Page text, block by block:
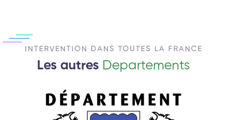
INTERVENTION DANS TOUTES LA FRANCE
Les autres Departements